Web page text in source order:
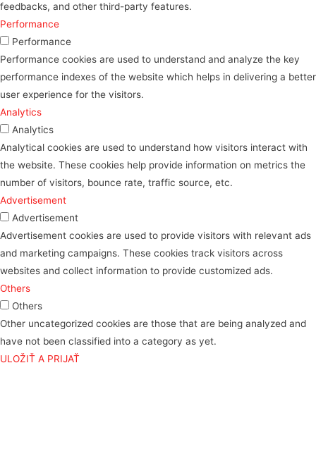
feedbacks, and other third-party features.
Performance
Performance
Performance cookies are used to understand and analyze the key
performance indexes of the website which helps in delivering a better
user experience for the visitors.
Analytics
Analytics
Analytical cookies are used to understand how visitors interact with
the website. These cookies help provide information on metrics the
number of visitors, bounce rate, traffic source, etc.
Advertisement
Advertisement
Advertisement cookies are used to provide visitors with relevant ads
and marketing campaigns. These cookies track visitors across
websites and collect information to provide customized ads.
Others
Others
Other uncategorized cookies are those that are being analyzed and
have not been classified into a category as yet.
ULOŽIŤ A PRIJAŤ